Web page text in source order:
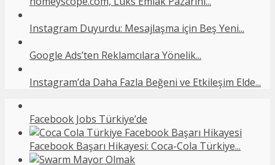
Instagram Duyurdu: Mesajlaşma için Beş Yeni...
Google Ads’ten Reklamcılara Yönelik...
Instagram’da Daha Fazla Beğeni ve Etkileşim Elde...
Facebook Jobs Türkiye’de
Facebook Başarı Hikayesi: Coca-Cola Türkiye...